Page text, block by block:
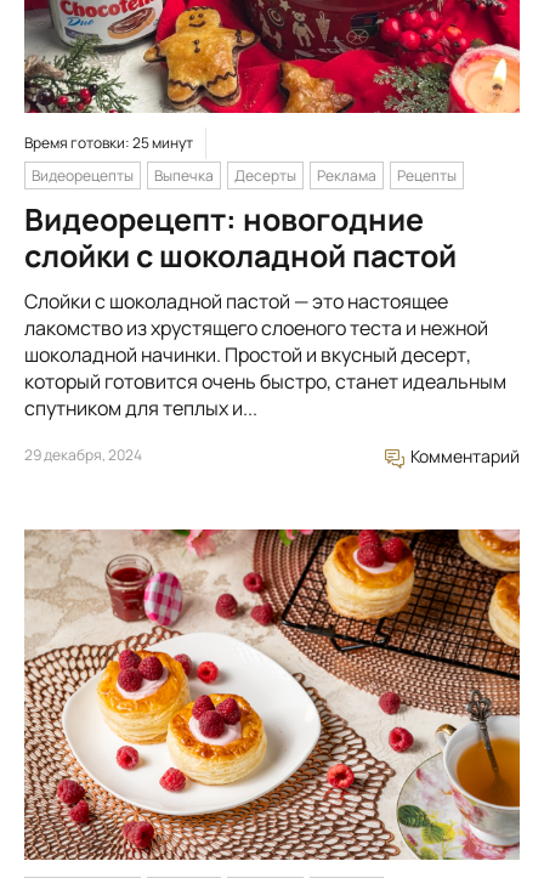
Время готовки: 25 минут
Видеорецепты
Выпечка Десерты Реклама Рецепты
Видеорецепт: новогодние
слойки с шоколадной пастой
Слойки с шоколадной пастой — это настоящее
лакомство из хрустящего слоеного теста и нежной
шоколадной начинки. Простой и вкусный десерт,
который готовится очень быстро, станет идеальным
спутником для теплых и...
29 декабря, 2024 Комментарий